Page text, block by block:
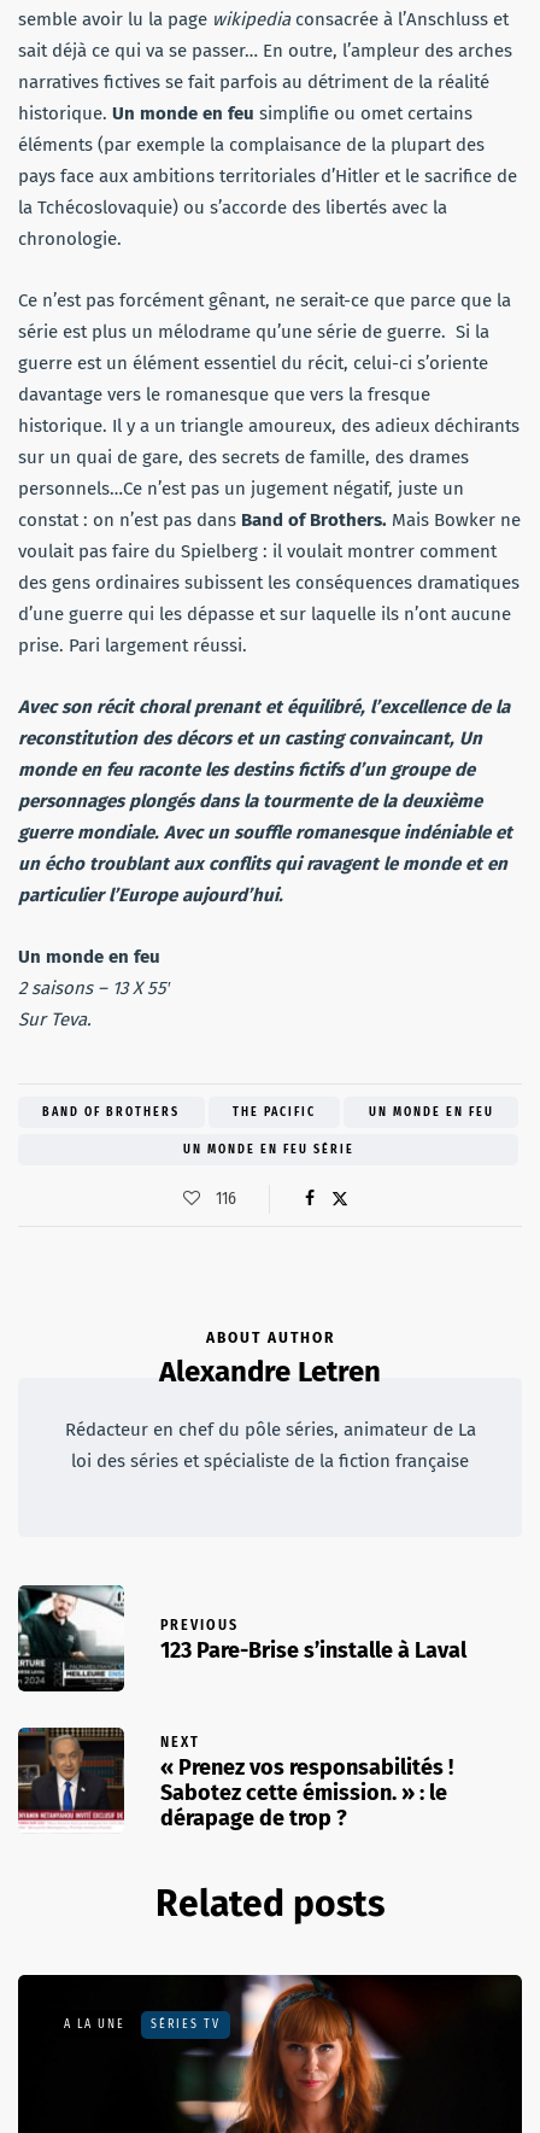
semble avoir lu la page wikipediaconsacrée à l’Anschluss et
sait déjà ce qui va se passer… En outre, l’ampleur des arches
narratives fictives se fait parfois au détriment de la réalité
historique. Un monde en feu simplifie ou omet certains
éléments (par exemple la complaisance de la plupart des
pays face aux ambitions territoriales d’Hitler et le sacrifice de
la Tchécoslovaquie) ou s’accorde des libertés avec la
chronologie.
Ce n’est pas forcément gênant, ne serait-ce que parce que la
série est plus un mélodrame qu’une série de guerre. Si la
guerre est un élément essentiel du récit, celui-ci s’oriente
davantage vers le romanesque que vers la fresque
historique. Il y a un triangle amoureux, des adieux déchirants
sur un quai de gare, des secrets de famille, des drames
personnels…Ce n’est pas un jugement négatif, juste un
constat : on n’est pas dans Band of Brothers. Mais Bowker ne
voulait pas faire du Spielberg : il voulait montrer comment
des gens ordinaires subissent les conséquences dramatiques
d’une guerre qui les dépasse et sur laquelle ils n’ont aucune
prise. Pari largement réussi.
Avec son récit choral prenant et équilibré, l’excellence de la
reconstitution des décors et un casting convaincant, Un
monde en feu raconte les destins fictifs d’un groupe de
personnages plongés dans la tourmente de la deuxième
guerre mondiale. Avec un souffle romanesque indéniable et
un écho troublant aux conflits qui ravagent le monde et en
particulier l’Europe aujourd’hui.
Un monde en feu
2 saisons – 13 X 55′
Sur Teva.
BAND OF BROTHERS THE PACIFIC UN MONDE EN FEU
UN MONDE EN FEU SÉRIE
116
ABOUT AUTHOR
Alexandre Letren
Rédacteur en chef du pôle séries, animateur de La
loi des séries et spécialiste de la fiction française
PREVIOUS
123 Pare-Brise s’installe à Laval
NEXT
« Prenez vos responsabilités !
Sabotez cette émission. » : le
dérapage de trop ?
Related posts
A LA UNE SÉRIES TV